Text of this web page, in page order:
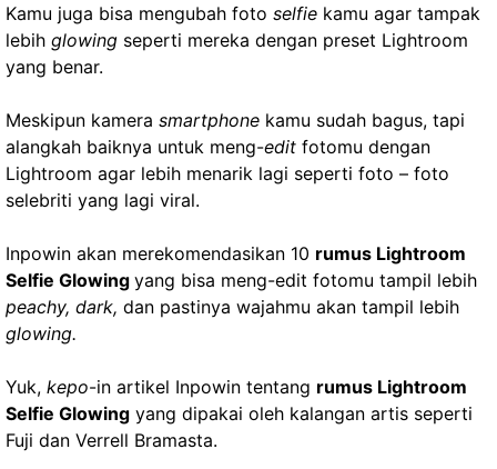
Kamu juga bisa mengubah foto selfie kamu agar tampak
lebih glowing seperti mereka dengan preset Lightroom
yang benar.
Meskipun kamera smartphone kamu sudah bagus, tapi
alangkah baiknya untuk meng-edit fotomu dengan
Lightroom agar lebih menarik lagi seperti foto – foto
selebriti yang lagi viral.
Inpowin akan merekomendasikan 10 rumus Lightroom
Selfie Glowing yang bisa meng-edit fotomu tampil lebih
peachy, dark, dan pastinya wajahmu akan tampil lebih
glowing.
Yuk, kepo-in artikel Inpowin tentang rumus Lightroom
Selfie Glowing yang dipakai oleh kalangan artis seperti
Fuji dan Verrell Bramasta.